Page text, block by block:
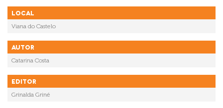
Local
Viana do Castelo
Autor
Catarina Costa
Editor
Grinalda Griné